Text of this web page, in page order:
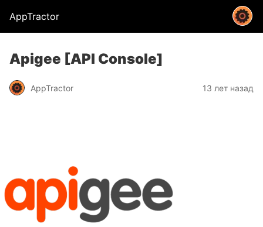
AppTractor
Apigee [API Console]
AppTractor 13 лет назад